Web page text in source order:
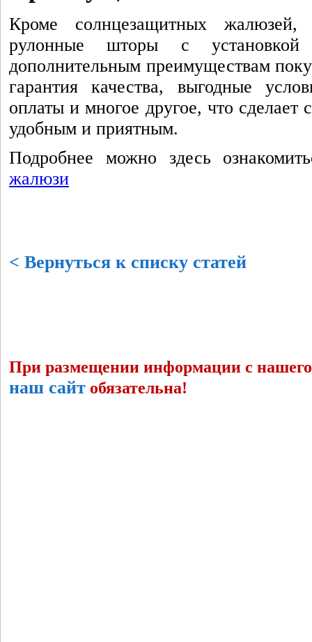
Кроме солнцезащитных
рулонные шторы с
дополнительным преимуществам
гарантия качества, выгодные
оплаты и многое другое, что
удобным и приятным.
Подробнее можно здесь
жалюзи
< Вернуться к списку статей
При размещении информации с
наш сайт обязательна!